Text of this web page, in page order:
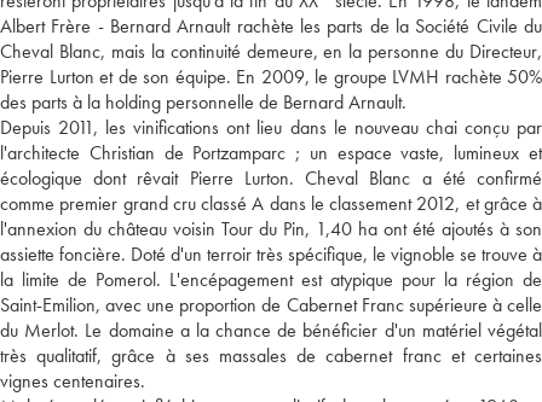
Albert Frère - Bernard Arnault rachète les parts de la Société Civile du
Cheval Blanc, mais la continuité demeure, en la personne du Directeur,
Pierre Lurton et de son équipe. En 2009, le groupe LVMH rachète 50%
des parts à la holding personnelle de Bernard Arnault.
Depuis 2011, les vinifications ont lieu dans le nouveau chai conçu par
l'architecte Christian de Portzamparc ; un espace vaste, lumineux et
écologique dont rêvait Pierre Lurton. Cheval Blanc a été confirmé
comme premier grand cru classé A dans le classement 2012, et grâce à
l'annexion du château voisin Tour du Pin, 1,40 ha ont été ajoutés à son
assiette foncière. Doté d'un terroir très spécifique, le vignoble se trouve à
la limite de Pomerol. L'encépagement est atypique pour la région de
Saint-Emilion, avec une proportion de Cabernet Franc supérieure à celle
du Merlot. Le domaine a la chance de bénéficier d'un matériel végétal
très qualitatif, grâce à ses massales de cabernet franc et certaines
vignes centenaires.